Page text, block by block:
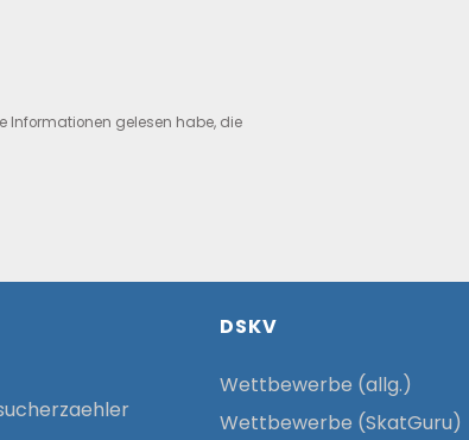
Informationen gelesen habe, die
DSKV
Wettbewerbe (allg.)
Wettbewerbe (SkatGuru)